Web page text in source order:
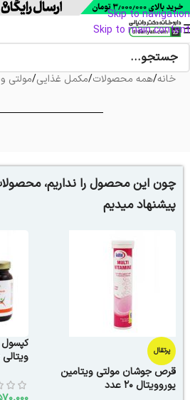
Skip to navigation
Skip to main content
خانه/همه محصولات/مکمل غذایی/مولتی
چون این محصول را نداریم،
پیشنهاد میدیم
پرتقال
قرص جوشان مولتی ویتامین
یوروویتال 20 عدد
کپسول